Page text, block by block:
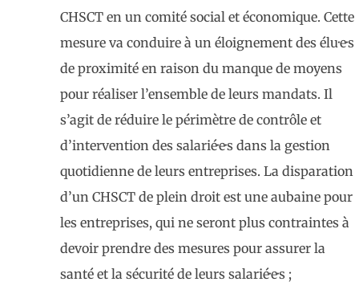
CHSCT en un comité social et économique. Cette
mesure va conduire à un éloignement des élu·e·s
de proximité en raison du manque de moyens
pour réaliser l’ensemble de leurs mandats. Il
s’agit de réduire le périmètre de contrôle et
d’intervention des salarié·e·s dans la gestion
quotidienne de leurs entreprises. La disparation
d’un CHSCT de plein droit est une aubaine pour
les entreprises, qui ne seront plus contraintes à
devoir prendre des mesures pour assurer la
santé et la sécurité de leurs salarié·e·s ;